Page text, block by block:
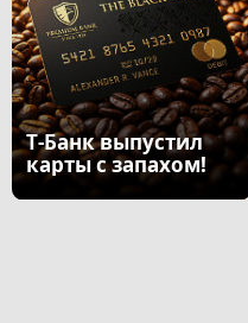
Т-Банк выпустил
карты с запахом!